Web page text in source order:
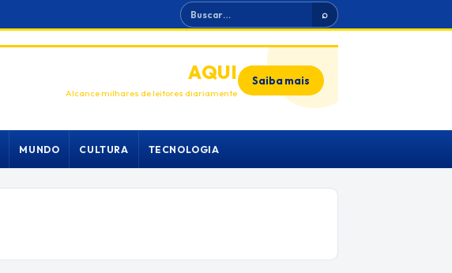
Buscar ⌕
ANUNCIEAQUI
Alcance milhares de leitores diariamente
Saiba mais
MUNDO CULTURA TECNOLOGIA